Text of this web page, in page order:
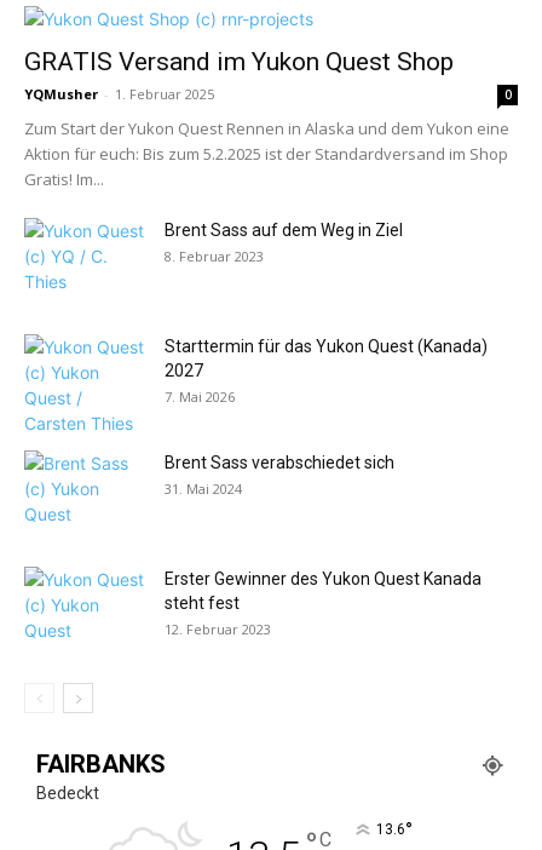
GRATIS Versand im Yukon Quest Shop
YQMusher - 1. Februar 2025 0
Zum Start der Yukon Quest Rennen in Alaska und dem Yukon eine
Aktion für euch: Bis zum 5.2.2025 ist der Standardversand im Shop
Gratis! Im...
Brent Sass auf dem Weg in Ziel
8. Februar 2023
Starttermin für das Yukon Quest (Kanada)
2027
7. Mai 2026
Brent Sass verabschiedet sich
31. Mai 2024
Erster Gewinner des Yukon Quest Kanada
steht fest
12. Februar 2023
FAIRBANKS
Bedeckt
C 13.6°